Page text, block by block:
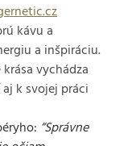
kávu a
a inšpiráciu.
vychádza
k svojej práci
“Správne